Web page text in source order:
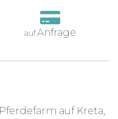
aufAnfrage
auf Kreta,